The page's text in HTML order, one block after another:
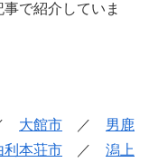
で紹介していま
大館市 ／ 男鹿
利本荘市 ／ 潟上